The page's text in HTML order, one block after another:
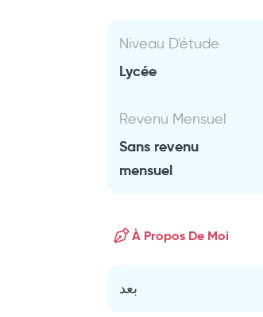
Niveau D'étude
Lycée
Revenu Mensuel
Sans revenu
mensuel
À Propos De Moi
بعد